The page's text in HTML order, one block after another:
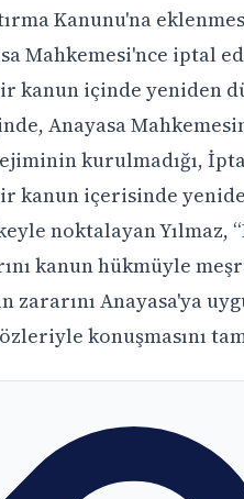
Kanunu'na
Mahkemesi'nce iptal
kanun içinde yeniden
Anayasa
kurulmadığı,
kanun içerisinde
noktalayan Yılmaz,
kanun hükmüyle
zararını Anayasa'ya
konuşmasını